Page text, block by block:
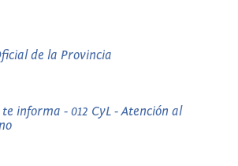
de la Provincia
informa - 012 CyL - Atención al